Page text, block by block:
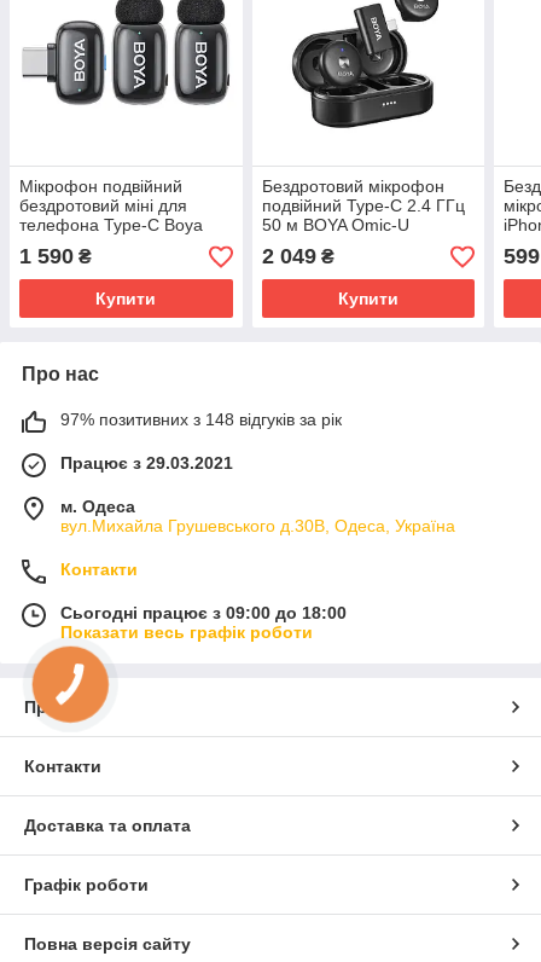
Мікрофон подвійний
бездротовий міні для
телефона Type-C Boya
Mini-23
1 590 ₴
Купити
Бездротовий мікрофон
подвійний Type-C 2.4 ГГц
50 м BOYA Omic-U
2 049₴
Купити
10
599
Про нас
97% позитивних з 148 відгуків за рік
Працює з 29.03.2021
м. Одеса
вул.Михайла Грушевського д.30В, Одеса, Україна
Контакти
Сьогодні працює з 09:00 до 18:00
Показати весь графік роботи
Про нас
Контакти
Доставка та оплата
Графік роботи
Повна версія сайту
КНОПКА
ЗВ'ЯЗКУ